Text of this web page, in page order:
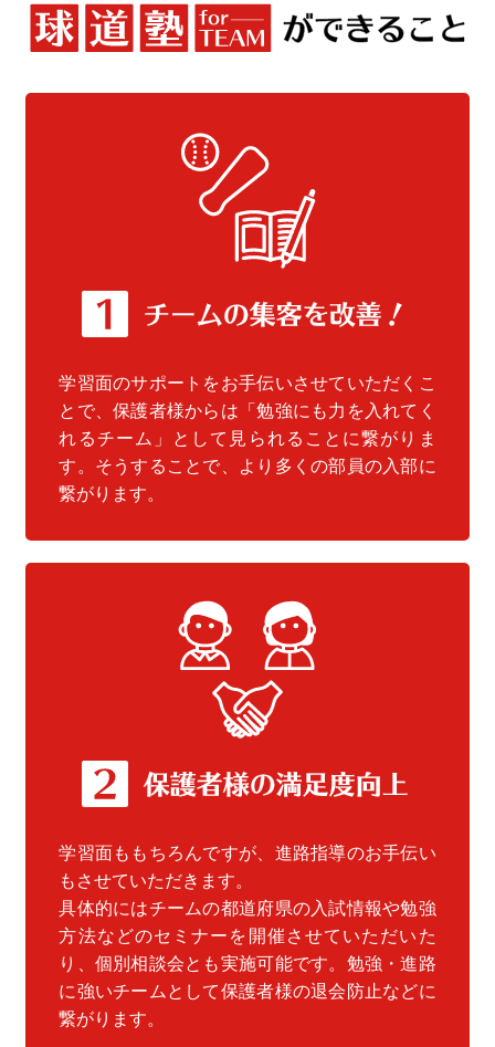
学習面のサポートをお手伝いさせていただくこ
とで、保護者様からは「勉強にも力を入れてく
れるチーム」として見られることに繋がりま
す。そうすることで、より多くの部員の入部に
繋がります。
学習面ももちろんですが、進路指導のお手伝い
もさせていただきます。
具体的にはチームの都道府県の入試情報や勉強
方法などのセミナーを開催させていただいた
り、個別相談会とも実施可能です。勉強・進路
に強いチームとして保護者様の退会防止などに
繋がります。